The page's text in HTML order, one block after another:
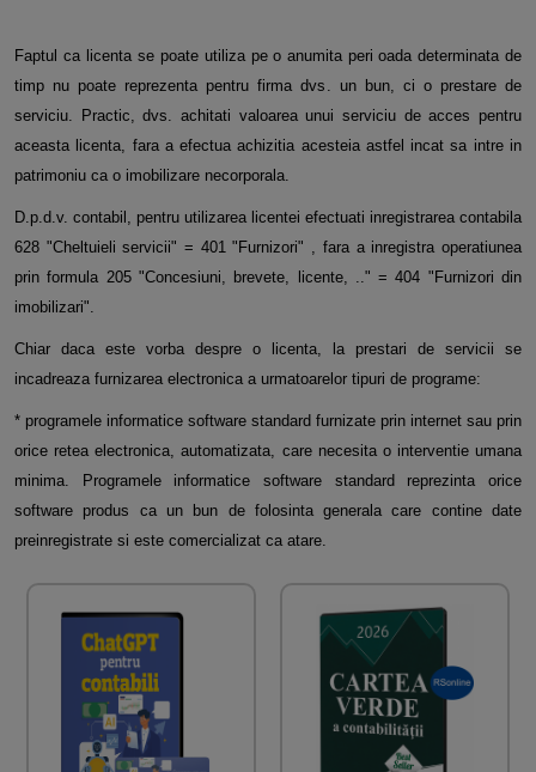
Faptul ca licenta se poate utiliza pe o anumita peri oada determinata de
timp nu poate reprezenta pentru firma dvs. un bun, ci o prestare de
serviciu. Practic, dvs. achitati valoarea unui serviciu de acces pentru
aceasta licenta, fara a efectua achizitia acesteia astfel incat sa intre in
patrimoniu ca o imobilizare necorporala.
D.p.d.v. contabil, pentru utilizarea licentei efectuati inregistrarea contabila
628 "Cheltuieli servicii" = 401 "Furnizori" , fara a inregistra operatiunea
prin formula 205 "Concesiuni, brevete, licente, .." = 404 "Furnizori din
imobilizari".
Chiar daca este vorba despre o licenta, la prestari de servicii se
incadreaza furnizarea electronica a urmatoarelor tipuri de programe:
* programele informatice software standard furnizate prin internet sau prin
orice retea electronica, automatizata, care necesita o interventie umana
minima. Programele informatice software standard reprezinta orice
software produs ca un bun de folosinta generala care contine date
preinregistrate si este comercializat ca atare.